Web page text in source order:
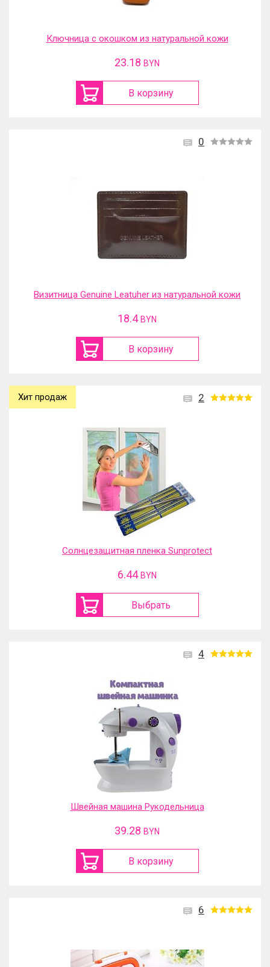
Ключница с окошком из натуральной кожи
23.18 BYN
В корзину
0
Визитница Genuine Leatuher из натуральной кожи
18.4 BYN
В корзину
2
Хит продаж
Солнцезащитная пленка Sunprotect
6.44 BYN
Выбрать
4
Швейная машина Рукодельница
39.28 BYN
В корзину
6